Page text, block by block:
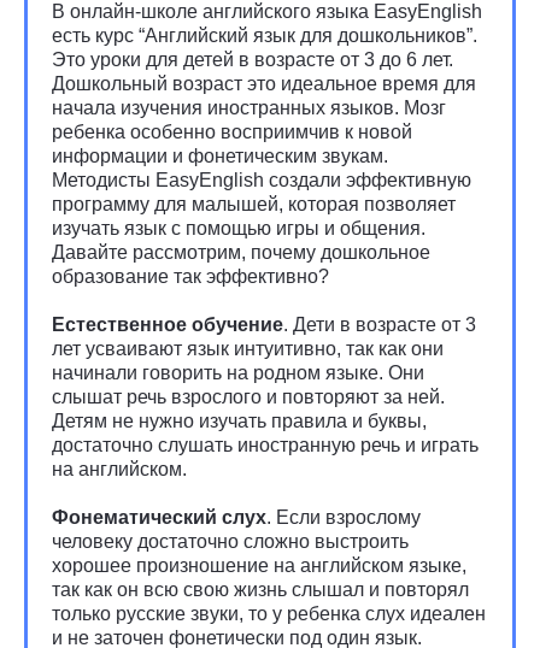
В онлайн-школе английского языка EasyEnglish
есть курс “Английский язык для дошкольников”.
Это уроки для детей в возрасте от 3 до 6 лет.
Дошкольный возраст это идеальное время для
начала изучения иностранных языков. Мозг
ребенка особенно восприимчив к новой
информации и фонетическим звукам.
Методисты EasyEnglish создали эффективную
программу для малышей, которая позволяет
изучать язык с помощью игры и общения.
Давайте рассмотрим, почему дошкольное
образование так эффективно?
Естественное обучение. Дети в возрасте от 3
лет усваивают язык интуитивно, так как они
начинали говорить на родном языке. Они
слышат речь взрослого и повторяют за ней.
Детям не нужно изучать правила и буквы,
достаточно слушать иностранную речь и играть
на английском.
Фонематический слух. Если взрослому
человеку достаточно сложно выстроить
хорошее произношение на английском языке,
так как он всю свою жизнь слышал и повторял
только русские звуки, то у ребенка слух идеален
и не заточен фонетически под один язык.